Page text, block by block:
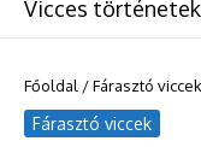
Vicces történetek
Főoldal /Fárasztó viccek
Fárasztó viccek